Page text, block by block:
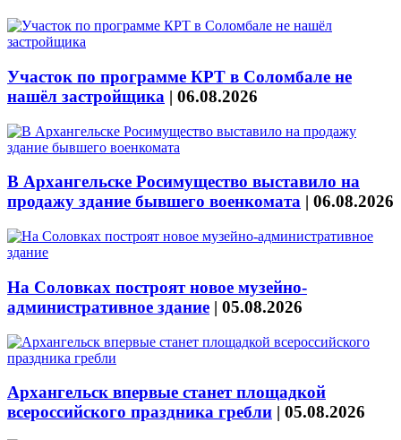
Участок по программе КРТ в Соломбале не
нашёл застройщика | 06.08.2026
В Архангельске Росимущество выставило на
продажу здание бывшего военкомата | 06.08.2026
На Соловках построят новое музейно-
административное здание | 05.08.2026
Архангельск впервые станет площадкой
всероссийского праздника гребли | 05.08.2026